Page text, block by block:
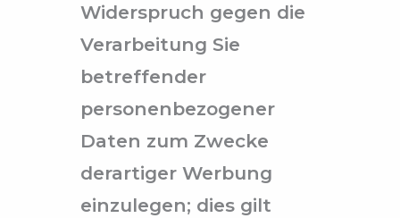
Widerspruch gegen die
Verarbeitung Sie
betreffender
personenbezogener
Daten zum Zwecke
derartiger Werbung
einzulegen; dies gilt